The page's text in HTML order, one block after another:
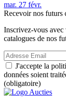
mar. 27 févr.
Recevoir nos futurs
Inscrivez-vous avec
catalogues de nos
J'accepte la
données soient
(obligatoire)